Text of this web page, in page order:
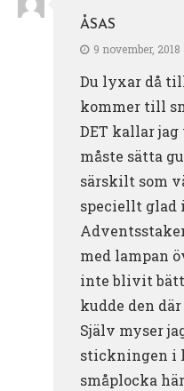
ÅSAS
9 november, 2018
Du lyxar då
kommer till
DET kallar
måste sätta
särskilt som
speciellt glad
med lampan
inte blivit
kudde den
Själv myser
stickningen i
småplocka